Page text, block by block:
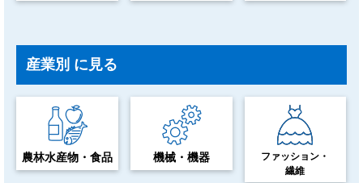
産業別 に見る
農林水産物・食品 機械・機器
ファッション・
繊維